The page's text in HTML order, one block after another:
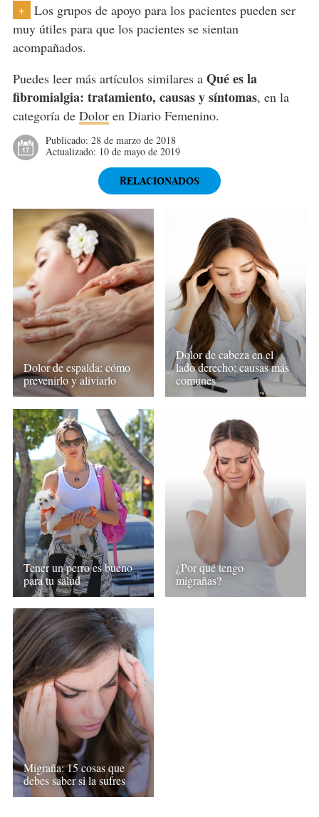
+
Los grupos de apoyo para los pacientes pueden ser
muy útiles para que los pacientes se sientan
acompañados.
Puedes leer más artículos similares a Qué es la
fibromialgia: tratamiento, causas y síntomas, en la
categoría de Doloren Diario Femenino.
Publicado: 28 de marzo de 2018
Actualizado: 10 de mayo de 2019
RELACIONADOS
Dolor de espalda: cómo
prevenirlo y aliviarlo
Dolor de cabeza en el
lado derecho: causas más
comunes
Tener un perro es bueno
para tu salud
¿Por qué tengo
migrañas?
Migraña: 15 cosas que
debes saber si la sufres